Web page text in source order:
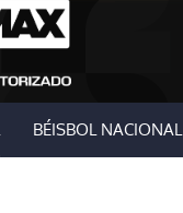
BÉISBOL NACIONAL